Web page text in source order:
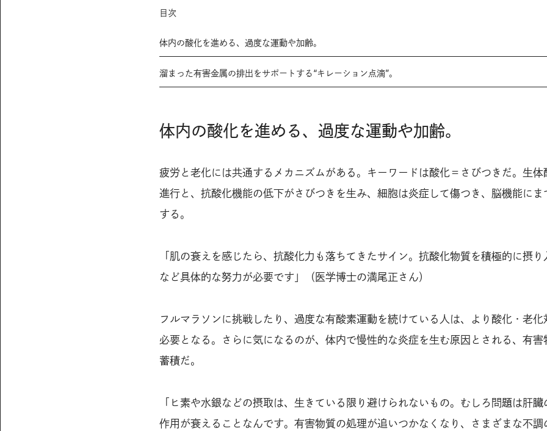
目次
体内の酸化を進める、過度な運動や加齢。
溜まった有害金属の排出をサポートする“キレーション点滴”。
体内の酸化を進める、過度な運動や加齢。
疲労と老化には共通するメカニズムがある。キーワードは酸化＝さびつきだ。生体
進行と、抗酸化機能の低下がさびつきを生み、細胞は炎症して傷つき、脳機能にま
する。
「肌の衰えを感じたら、抗酸化力も落ちてきたサイン。抗酸化物質を積極的に摂り
など具体的な努力が必要です」（医学博士の満尾正さん）
フルマラソンに挑戦したり、過度な有酸素運動を続けている人は、より酸化・老化
必要となる。さらに気になるのが、体内で慢性的な炎症を生む原因とされる、有害
蓄積だ。
「ヒ素や水銀などの摂取は、生きている限り避けられないもの。むしろ問題は肝臓
作用が衰えることなんです。有害物質の処理が追いつかなくなり、さまざまな不調